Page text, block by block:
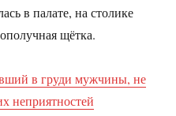
в палате, на столике
щётка.
в груди мужчины, не
неприятностей